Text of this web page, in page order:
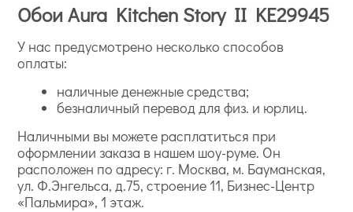
Обои Aura Kitchen Story II KE29945
У нас предусмотрено несколько способов
оплаты:
наличные денежные средства;
безналичный перевод для физ. и юрлиц.
Наличными вы можете расплатиться при
оформлении заказа в нашем шоу-руме. Он
расположен по адресу: г. Москва, м. Бауманская,
ул. Ф.Энгельса, д.75, строение 11, Бизнес-Центр
«Пальмира», 1 этаж.